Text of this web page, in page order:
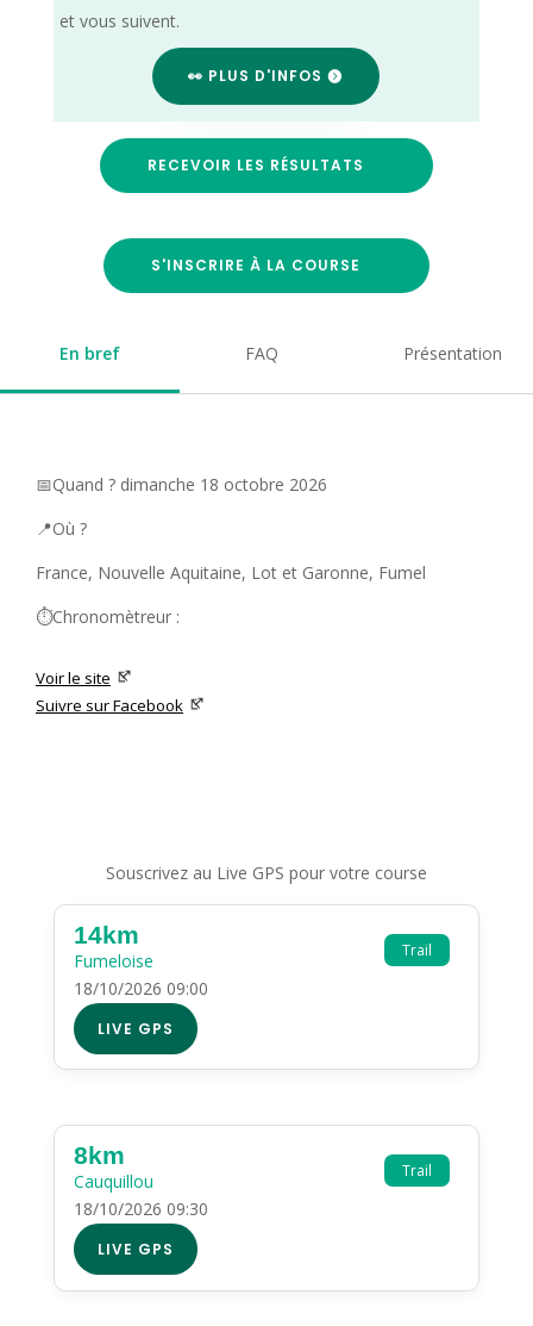
et vous suivent.
👀 PLUS D'INFOS
RECEVOIR LES RÉSULTATS
S'INSCRIRE À LA COURSE
En bref FAQ Présentation
📅Quand ? dimanche 18 octobre 2026
📍Où ?
France, Nouvelle Aquitaine, Lot et Garonne, Fumel
⏱️Chronomètreur :
Voir le site
Suivre sur Facebook
Souscrivez au Live GPS pour votre course
Trail
14km
Fumeloise
18/10/2026 09:00
LIVE GPS
Trail
8km
Cauquillou
18/10/2026 09:30
LIVE GPS